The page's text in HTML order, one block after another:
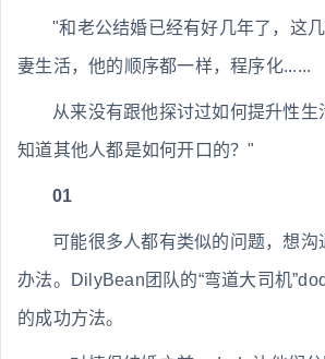
"和老公结婚已经有好几年了，这
妻生活，他的顺序都一样，程序化......
从来没有跟他探讨过如何提升性生
知道其他人都是如何开口的？"
01
可能很多人都有类似的问题，想沟
办法。DilyBean团队的“弯道大司机
的成功方法。